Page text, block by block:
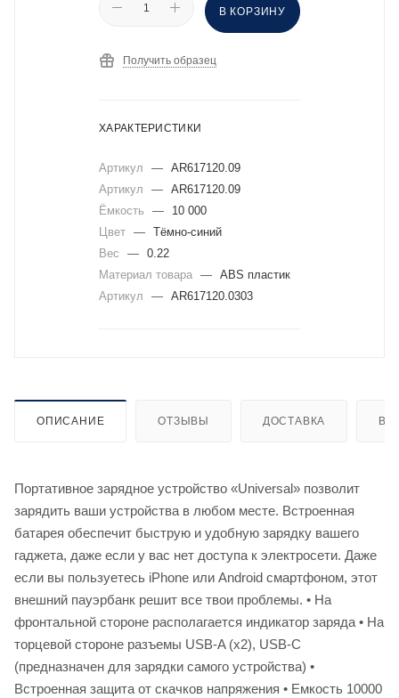
В КОРЗИНУ
Получить образец
ХАРАКТЕРИСТИКИ
Артикул — AR617120.09
Артикул
— AR617120.09
Ёмкость
—
10 000
Цвет — Тёмно-синий
Вес
— 0.22
Материал товара — ABS пластик
Артикул
— AR617120.0303
ОПИСАНИЕ ОТЗЫВЫ ДОСТАВКА
Портативное зарядное устройство «Universal» позволит
зарядить ваши устройства в любом месте. Встроенная
батарея обеспечит быструю и удобную зарядку вашего
гаджета, даже если у вас нет доступа к электросети. Даже
если вы пользуетесь iPhone или Android смартфоном, этот
внешний пауэрбанк решит все твои проблемы. • На
фронтальной стороне располагается индикатор заряда • На
торцевой стороне разъемы USB-A (x2), USB-C
(предназначен для зарядки самого устройства) •
Встроенная защита от скачков напряжения • Емкость 10000